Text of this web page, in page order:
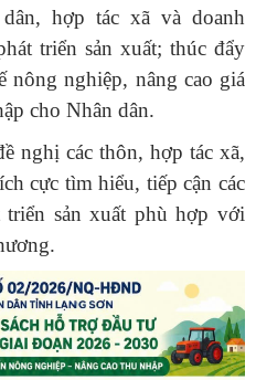
hợp tác xã và doanh
triển sản xuất; thúc đẩy
nông nghiệp, nâng cao giá
cho Nhân dân.
nghị các thôn, hợp tác xã,
cực tìm hiểu, tiếp cận các
sản xuất phù hợp với